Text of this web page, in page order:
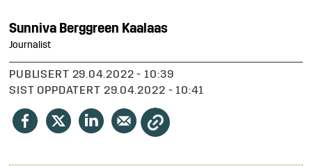
Sunniva Berggreen Kaalaas
Journalist
PUBLISERT
29.04.2022 - 10:39
SIST OPPDATERT
29.04.2022 - 10:41